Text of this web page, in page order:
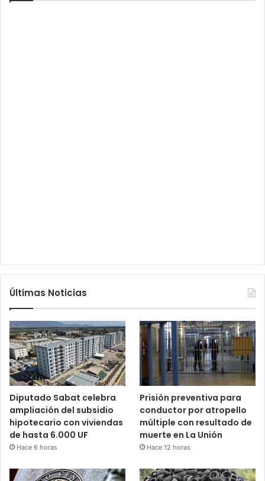
Últimas Noticias
Diputado Sabat celebra
ampliación del subsidio
hipotecario con viviendas
de hasta 6.000 UF
Hace 6 horas
Prisión preventiva para
conductor por atropello
múltiple con resultado de
muerte en La Unión
Hace 12 horas